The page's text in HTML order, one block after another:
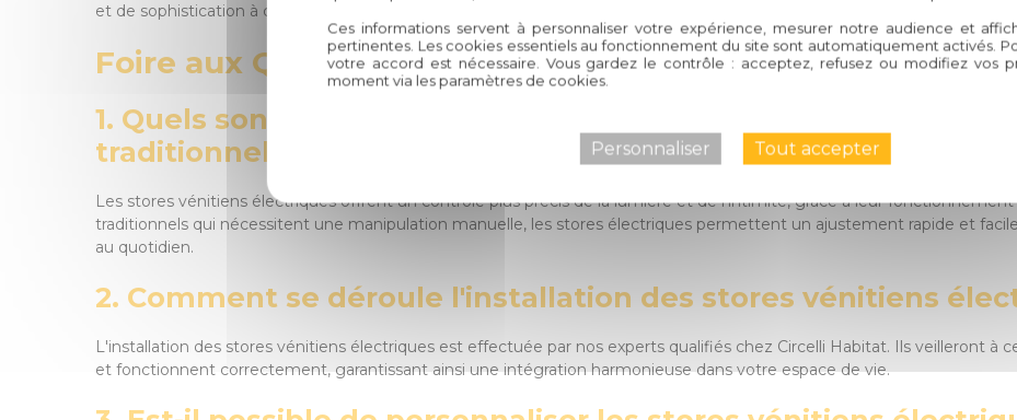
et de sophistication à chaque pièce de votre maison. Laissez-vous séduire par l'élégance à portée de main avec Circelli
Foire aux Questions (FAQ) sur les Stores Vénitiens
1. Quels sont les avantages des stores vénitiens électriques
traditionnels ?
Les stores vénitiens électriques offrent un contrôle plus précis de la lumière et de l'intimité, grâce à leur
traditionnels qui nécessitent une manipulation manuelle, les stores électriques permettent un ajustement rapide et
au quotidien.
2. Comment se déroule l'installation des stores vénitiens
L'installation des stores vénitiens électriques est effectuée par nos experts qualifiés chez Circelli Habitat. Ils veilleront à
et fonctionnent correctement, garantissant ainsi une intégration harmonieuse dans votre espace de vie.
Ces informations servent à personnaliser votre expérience, mesurer notre audience et
pertinentes. Les cookies essentiels au fonctionnement du site sont automatiquement activés.
votre accord est nécessaire. Vous gardez le contrôle : acceptez, refusez ou modifiez vos
moment via les paramètres de cookies.
Tout accepter
Personnaliser